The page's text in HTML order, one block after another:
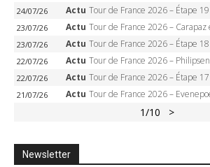
24/07/26 Actu Tour de France 2026 – Étape 19 : Pogacar peut-il enfin dompter
23/07/26 Actu Tour de France 2026 – Carapaz en solitaire à Orcières-Merlette, Paret-Peintre à un
23/07/26 Actu Tour de France 2026 – Étape 18 : Qui domptera Orcières-Merlette, première marche
22/07/26 Actu Tour de France 2026 – Philipsen débloque son compteur à Voiron, Pedersen en
22/07/26 Actu Tour de France 2026 – Étape 17 : Pedersen peut-il verrouiller le
21/07/26 Actu Tour de France 2026 – Evenepoel écrase le chrono d’Évian, Seixas 4e,
1/10 >
Newsletter